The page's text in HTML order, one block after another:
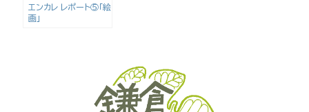
エンカレ レポート⑤｢絵
画｣